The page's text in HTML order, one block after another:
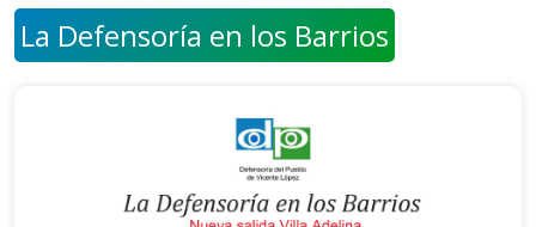
La Defensoría en los Barrios